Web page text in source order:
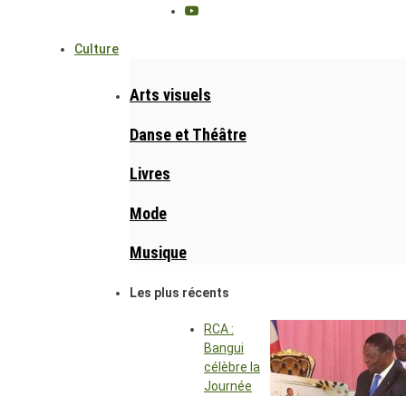
Culture
Arts visuels
Danse et Théâtre
Livres
Mode
Musique
Les plus récents
RCA :
Bangui
célèbre la
Journée